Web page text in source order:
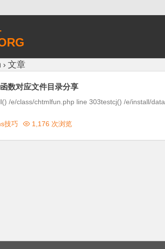
猎奇八卦。
文章
数对应文件目录分享
/e/class/chtmlfun.php line 303testcj() /e/install/
技巧 1,176 次浏览